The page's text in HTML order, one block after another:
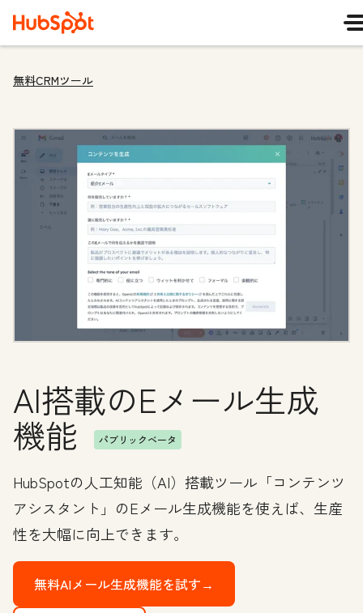
無料CRMツール
AI搭載のEメール生成
機能 パブリックベータ
HubSpotの人工知能（AI）搭載ツール「コンテンツ
アシスタント」のEメール生成機能を使えば、生産
性を大幅に向上できます。
無料AIメール生成機能を試す→